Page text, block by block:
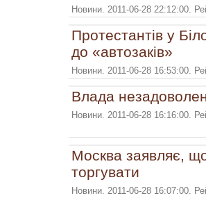
Новини. 2011-06-28 22:12:00.
Протестантів у
до «автозаків»
Новини. 2011-06-28 16:53:00.
Влада
Новини. 2011-06-28 16:16:00.
Москва заявляє,
торгувати
Новини. 2011-06-28 16:07:00.